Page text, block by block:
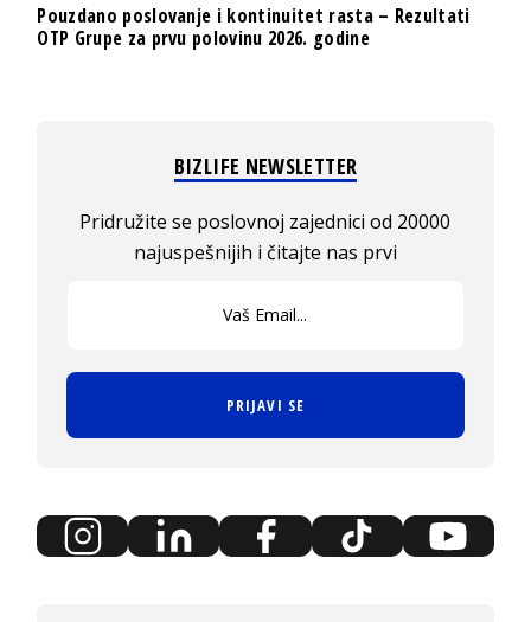
Pouzdano poslovanje i kontinuitet rasta – Rezultati
OTP Grupe za prvu polovinu 2026. godine
BIZLIFE NEWSLETTER
Pridružite se poslovnoj zajednici od 20000
najuspešnijih i čitajte nas prvi
PRIJAVI SE